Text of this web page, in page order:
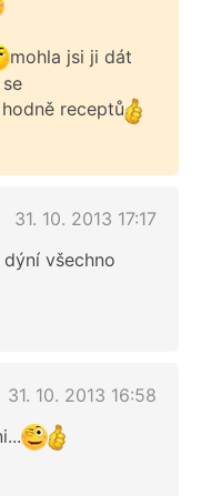
mohla jsi ji dát
receptů
31. 10. 2013 17:17
všechno
31. 10. 2013 16:58